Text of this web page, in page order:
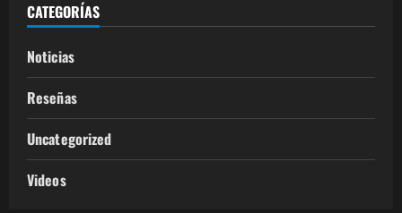
CATEGORÍAS
Noticias
Reseñas
Uncategorized
Videos